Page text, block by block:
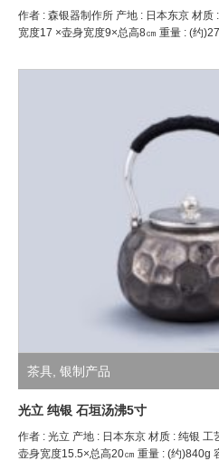
作者 : 森银器制作所 产地 : 日本东京 材质
宽度17 ×壶身宽度9×总高8㎝ 重量 : (约
茶具 银制产品
光立 纯银 石垣汤沸5寸
作者 : 光立 产地 : 日本东京 材质 : 纯银
壶身宽度15.5×总高20㎝ 重量 : (约)840g